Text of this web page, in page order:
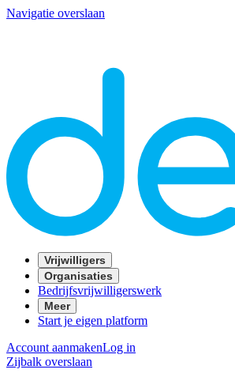
Navigatie overslaan
Vrijwilligers
Organisaties
Bedrijfsvrijwilligerswerk
Meer
Start je eigen platform
Account aanmakenLog in
Zijbalk overslaan